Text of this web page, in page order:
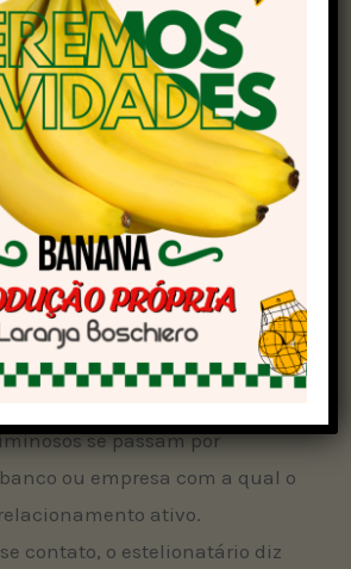
de WhatsApp e investem na
falsos de lojas em redes sociais.
atento a falsas promoções
muito abaixo dos
Também é importante
links recebidos em e-mails
preferência aos sites
as compras.
central bancária ou falso
se passam por
ou empresa com a qual o
ativo.
contato, o estelionatário diz